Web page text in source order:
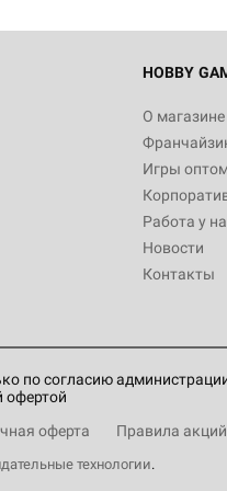
HOBBY
О магазине
Игры
Работа у
Новости
Контакты
по согласию
офертой
оферта Правила
технологии.